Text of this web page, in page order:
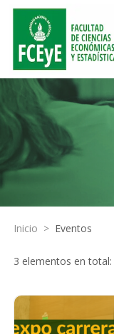
Inicio > Eventos
3 elementos en total: